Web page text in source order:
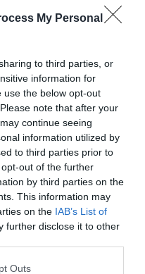
My Personal
to third parties, or
information for
use the below opt-out
note that after your
continue seeing
information utilized by
to third parties prior to
out of the further
by third parties on the
This information may
on the IAB’s List of
further disclose it to other
one or more Google
Outs
tima u dijagnostičkom
ključni faktor ne
koje je izazvalo ozbiljnu
operacije tokom koje je
Hitni zahvat bio je
da se spriječe
ustanove imaju
mogućnost ostavljanja
se ipak dešavaju. Ovaj
propust može dovesti do
ustanova, obuka
su ključni za smanjenje